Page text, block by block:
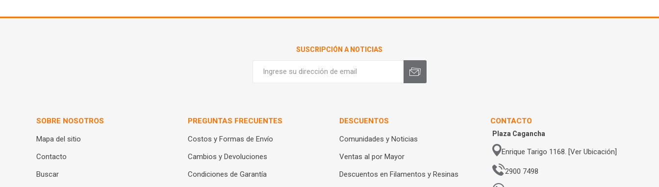
SUSCRIPCIÓN A NOTICIAS
SOBRE NOSOTROS
Mapa del sitio
Contacto
Buscar
PREGUNTAS FRECUENTES
Costos y Formas de Envío
Cambios y Devoluciones
Condiciones de Garantía
DESCUENTOS
Comunidades y Noticias
Ventas al por Mayor
Descuentos en Filamentos y Resinas
CONTACTO
Plaza Cagancha
Enrique Tarigo 1168. [Ver Ubicación]
2900 7498